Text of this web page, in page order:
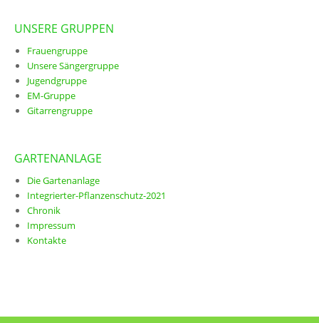
UNSERE GRUPPEN
Frauengruppe
Unsere Sängergruppe
Jugendgruppe
EM-Gruppe
Gitarrengruppe
GARTENANLAGE
Die Gartenanlage
Integrierter-Pflanzenschutz-2021
Chronik
Impressum
Kontakte